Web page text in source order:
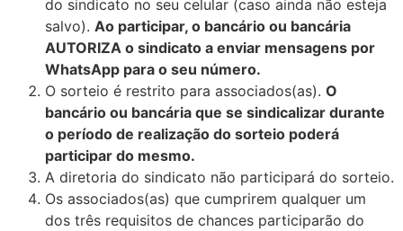
do sindicato no seu celular (caso ainda não esteja
salvo). Ao participar, o bancário ou bancária
AUTORIZA o sindicato a enviar mensagens por
WhatsApp para o seu número.
O sorteio é restrito para associados(as). O
bancário ou bancária que se sindicalizar durante
o período de realização do sorteio poderá
participar do mesmo.
A diretoria do sindicato não participará do sorteio.
Os associados(as) que cumprirem qualquer um
dos três requisitos de chances participarão do